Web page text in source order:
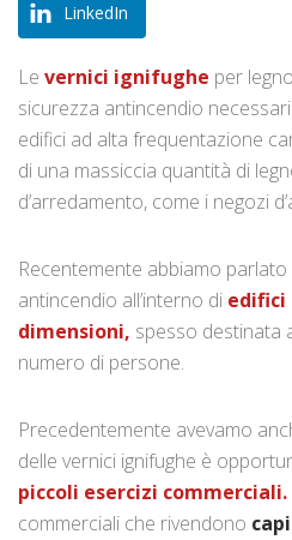
LinkedIn
Le vernici ignifughe per
sicurezza antincendio
edifici ad alta frequentazione
di una massiccia quantità di
d’arredamento, come i negozi
Recentemente abbiamo
antincendio all’interno di
dimensioni, spesso destinata
numero di persone.
Precedentemente avevamo
delle vernici ignifughe è
piccoli esercizi commerciali.
commerciali che rivendono capi